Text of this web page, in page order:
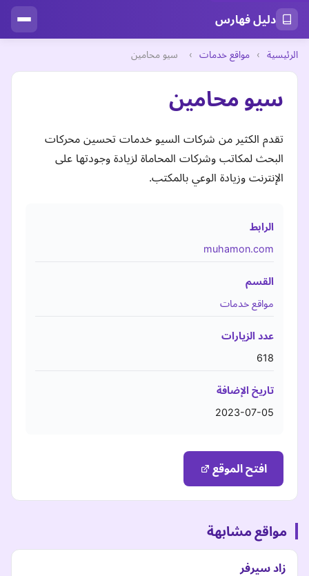
دليل فهارس
الرئيسية › مواقع خدمات › سيو محامين
سيو محامين
تقدم الكثير من شركات السيو خدمات تحسين محركات
البحث لمكاتب وشركات المحاماة لزيادة وجودتها على
الإنترنت وزيادة الوعي بالمكتب.
الرابط
muhamon.com
القسم
مواقع خدمات
عدد الزيارات
618
تاريخ الإضافة
2023-07-05
افتح الموقع
مواقع مشابهة
زاد سيرفر